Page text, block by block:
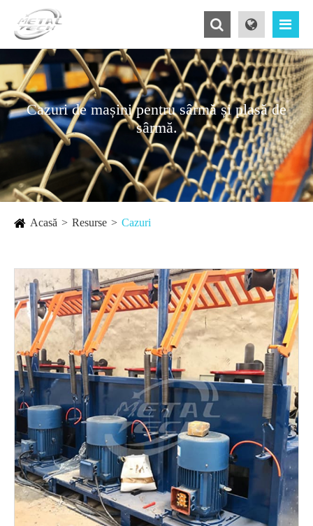
Cazuri de mașini pentru sârmă și plasă de
sârmă.
Acasă Resurse Cazuri